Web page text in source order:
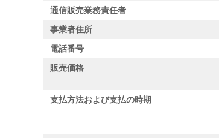
通信販売業務責任者
事業者住所
電話番号
販売価格
支払方法および支払の時期